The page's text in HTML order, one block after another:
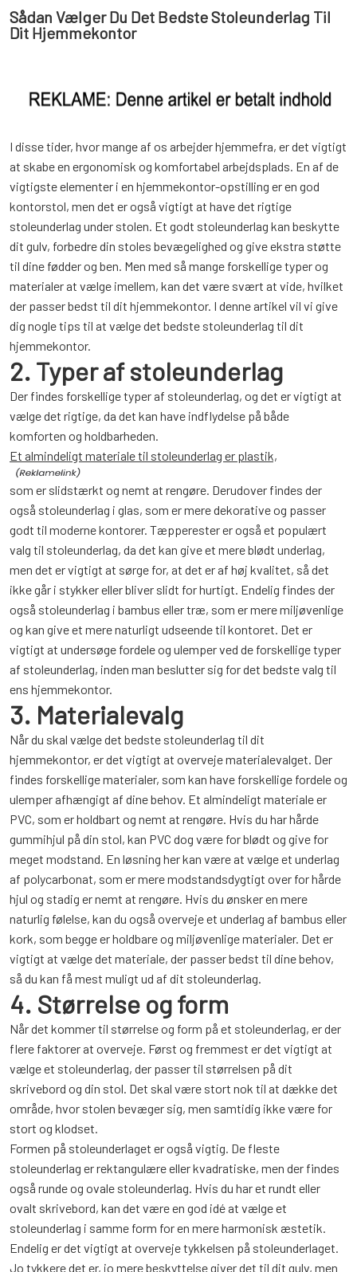
Sådan Vælger Du Det Bedste Stoleunderlag Til
Dit Hjemmekontor
I disse tider, hvor mange af os arbejder hjemmefra, er det vigtigt
at skabe en ergonomisk og komfortabel arbejdsplads. En af de
vigtigste elementer i en hjemmekontor-opstilling er en god
kontorstol, men det er også vigtigt at have det rigtige
stoleunderlag under stolen. Et godt stoleunderlag kan beskytte
dit gulv, forbedre din stoles bevægelighed og give ekstra støtte
til dine fødder og ben. Men med så mange forskellige typer og
materialer at vælge imellem, kan det være svært at vide, hvilket
der passer bedst til dit hjemmekontor. I denne artikel vil vi give
dig nogle tips til at vælge det bedste stoleunderlag til dit
hjemmekontor.
2. Typer af stoleunderlag
Der findes forskellige typer af stoleunderlag, og det er vigtigt at
vælge det rigtige, da det kan have indflydelse på både
komforten og holdbarheden.
Et almindeligt materiale til stoleunderlag er plastik,
som er slidstærkt og nemt at rengøre. Derudover findes der
også stoleunderlag i glas, som er mere dekorative og passer
godt til moderne kontorer. Tæpperester er også et populært
valg til stoleunderlag, da det kan give et mere blødt underlag,
men det er vigtigt at sørge for, at det er af høj kvalitet, så det
ikke går i stykker eller bliver slidt for hurtigt. Endelig findes der
også stoleunderlag i bambus eller træ, som er mere miljøvenlige
og kan give et mere naturligt udseende til kontoret. Det er
vigtigt at undersøge fordele og ulemper ved de forskellige typer
af stoleunderlag, inden man beslutter sig for det bedste valg til
ens hjemmekontor.
3. Materialevalg
Når du skal vælge det bedste stoleunderlag til dit
hjemmekontor, er det vigtigt at overveje materialevalget. Der
findes forskellige materialer, som kan have forskellige fordele og
ulemper afhængigt af dine behov. Et almindeligt materiale er
PVC, som er holdbart og nemt at rengøre. Hvis du har hårde
gummihjul på din stol, kan PVC dog være for blødt og give for
meget modstand. En løsning her kan være at vælge et underlag
af polycarbonat, som er mere modstandsdygtigt over for hårde
hjul og stadig er nemt at rengøre. Hvis du ønsker en mere
naturlig følelse, kan du også overveje et underlag af bambus eller
kork, som begge er holdbare og miljøvenlige materialer. Det er
vigtigt at vælge det materiale, der passer bedst til dine behov,
så du kan få mest muligt ud af dit stoleunderlag.
4. Størrelse og form
Når det kommer til størrelse og form på et stoleunderlag, er der
flere faktorer at overveje. Først og fremmest er det vigtigt at
vælge et stoleunderlag, der passer til størrelsen på dit
skrivebord og din stol. Det skal være stort nok til at dække det
område, hvor stolen bevæger sig, men samtidig ikke være for
stort og klodset.
Formen på stoleunderlaget er også vigtig. De fleste
stoleunderlag er rektangulære eller kvadratiske, men der findes
også runde og ovale stoleunderlag. Hvis du har et rundt eller
ovalt skrivebord, kan det være en god idé at vælge et
stoleunderlag i samme form for en mere harmonisk æstetik.
Endelig er det vigtigt at overveje tykkelsen på stoleunderlaget.
Jo tykkere det er, jo mere beskyttelse giver det til dit gulv, men